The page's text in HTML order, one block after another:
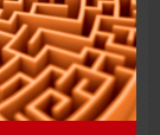
elektronisch